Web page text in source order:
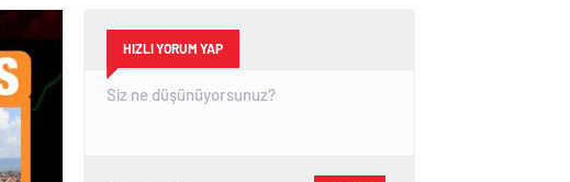
HIZLI YORUM YAP